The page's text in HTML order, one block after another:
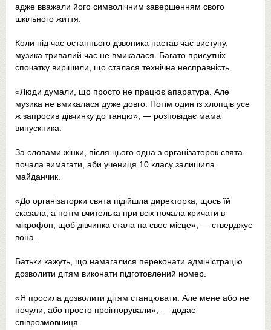
адже вважали його символічним завершенням свого
шкільного життя.
Коли під час останнього дзвоника настав час виступу,
музика тривалий час не вмикалася. Багато присутніх
спочатку вирішили, що сталася технічна несправність.
«Люди думали, що просто не працює апаратура. Але
музика не вмикалася дуже довго. Потім один із хлопців усе
ж запросив дівчинку до танцю», — розповідає мама
випускника.
За словами жінки, після цього одна з організаторок свята
почала вимагати, аби учениця 10 класу залишила
майданчик.
«До організаторки свята підійшла директорка, щось їй
сказала, а потім вчителька при всіх почала кричати в
мікрофон, щоб дівчинка стала на своє місце», — стверджує
вона.
Батьки кажуть, що намагалися переконати адміністрацію
дозволити дітям виконати підготовлений номер.
«Я просила дозволити дітям станцювати. Але мене або не
почули, або просто проігнорували», — додає
співрозмовниця.